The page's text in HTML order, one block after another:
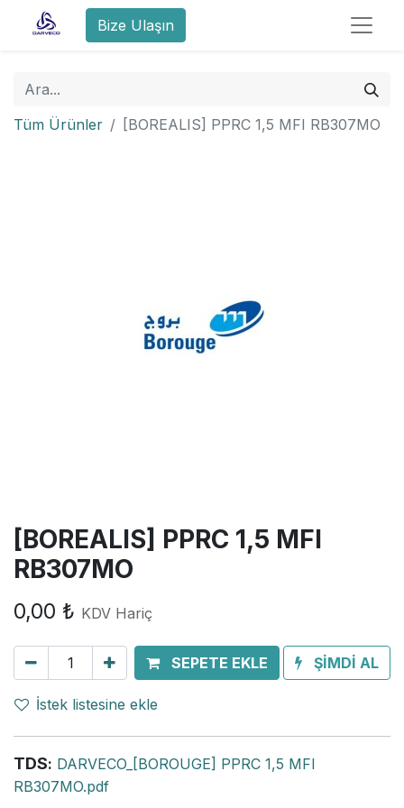
Bize Ulaşın
Tüm Ürünler [BOREALIS] PPRC 1,5 MFI RB307MO
[BOREALIS] PPRC 1,5 MFI
RB307MO
0,00 ₺ KDV Hariç
SEPETE EKLE ŞİMDİ AL
İstek listesine ekle
TDS: DARVECO_[BOROUGE] PPRC 1,5 MFI
RB307MO.pdf